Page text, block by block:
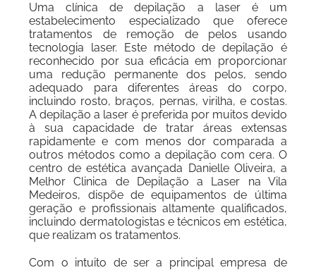
Uma clínica de depilação a laser é um
estabelecimento especializado que oferece
tratamentos de remoção de pelos usando
tecnologia laser. Este método de depilação é
reconhecido por sua eficácia em proporcionar
uma redução permanente dos pelos, sendo
adequado para diferentes áreas do corpo,
incluindo rosto, braços, pernas, virilha, e costas.
A depilação a laser é preferida por muitos devido
à sua capacidade de tratar áreas extensas
rapidamente e com menos dor comparada a
outros métodos como a depilação com cera. O
centro de estética avançada Danielle Oliveira, a
Melhor Clinica de Depilação a Laser na Vila
Medeiros, dispõe de equipamentos de última
geração e profissionais altamente qualificados,
incluindo dermatologistas e técnicos em estética,
que realizam os tratamentos.
Com o intuito de ser a principal empresa de